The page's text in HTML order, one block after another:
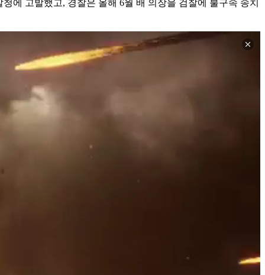
에 고발했고, 경찰은 올해 6월 배 의장을 검찰에 불구속 송치